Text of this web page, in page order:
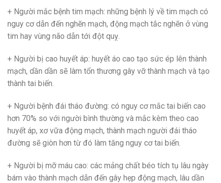
+ Người mắc bệnh tim mạch: những bệnh lý về tim mạch có
nguy cơ dẫn đến nghẽn mạch, động mạch tắc nghẽn ở vùng
tim hay vùng não dẫn tới đột quỵ.
+ Người bị cao huyết áp: huyết áo cao tạo sức ép lên thành
mạch, dần dần sẽ làm tổn thương gây vỡ thành mạch và tạo
thành tai biến.
+ Người bệnh đái tháo đường: có nguy cơ mắc tai biến cao
hơn 70% so với người bình thường và mắc kèm theo cao
huyết áp, xơ vữa động mạch, thành mạch người đái tháo
đường sẽ giòn hơn từ đó làm tăng nguy cơ tai biến.
+ Người bị mỡ máu cao: các mảng chất béo tích tụ lâu ngày
bám vào thành mạch dẫn đến gây hẹp động mạch, lâu dần